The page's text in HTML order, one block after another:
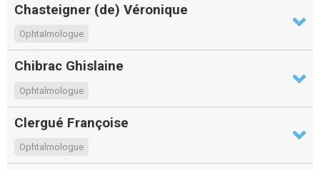
Chasteigner (de) Véronique
Ophtalmologue
Chibrac Ghislaine
Ophtalmologue
Clergué Françoise
Ophtalmologue